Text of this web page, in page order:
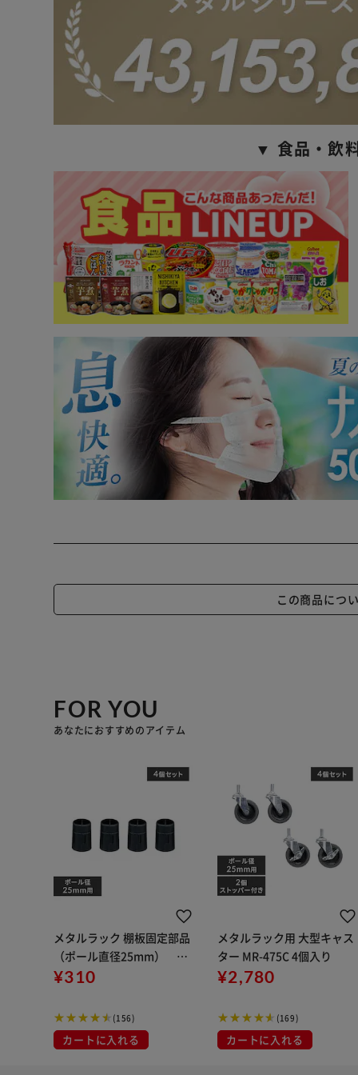
▼ 食品・飲
この商品につ
FOR YOU
あなたにおすすめのアイテム
メタルラック 棚板固定部品
（ポール直径25mm） M
R-4K 4個入り
¥310
(156)
カートに入れる
メタルラック用 大型キャス
ター MR-475C 4個入り
¥2,780
(169)
カートに入れる